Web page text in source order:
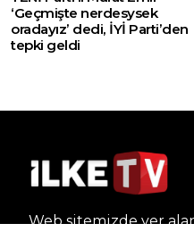
‘Geçmişte nerdesysek
oradayız’ dedi, İYİ Parti’den
tepki geldi
Web sitemizde yer